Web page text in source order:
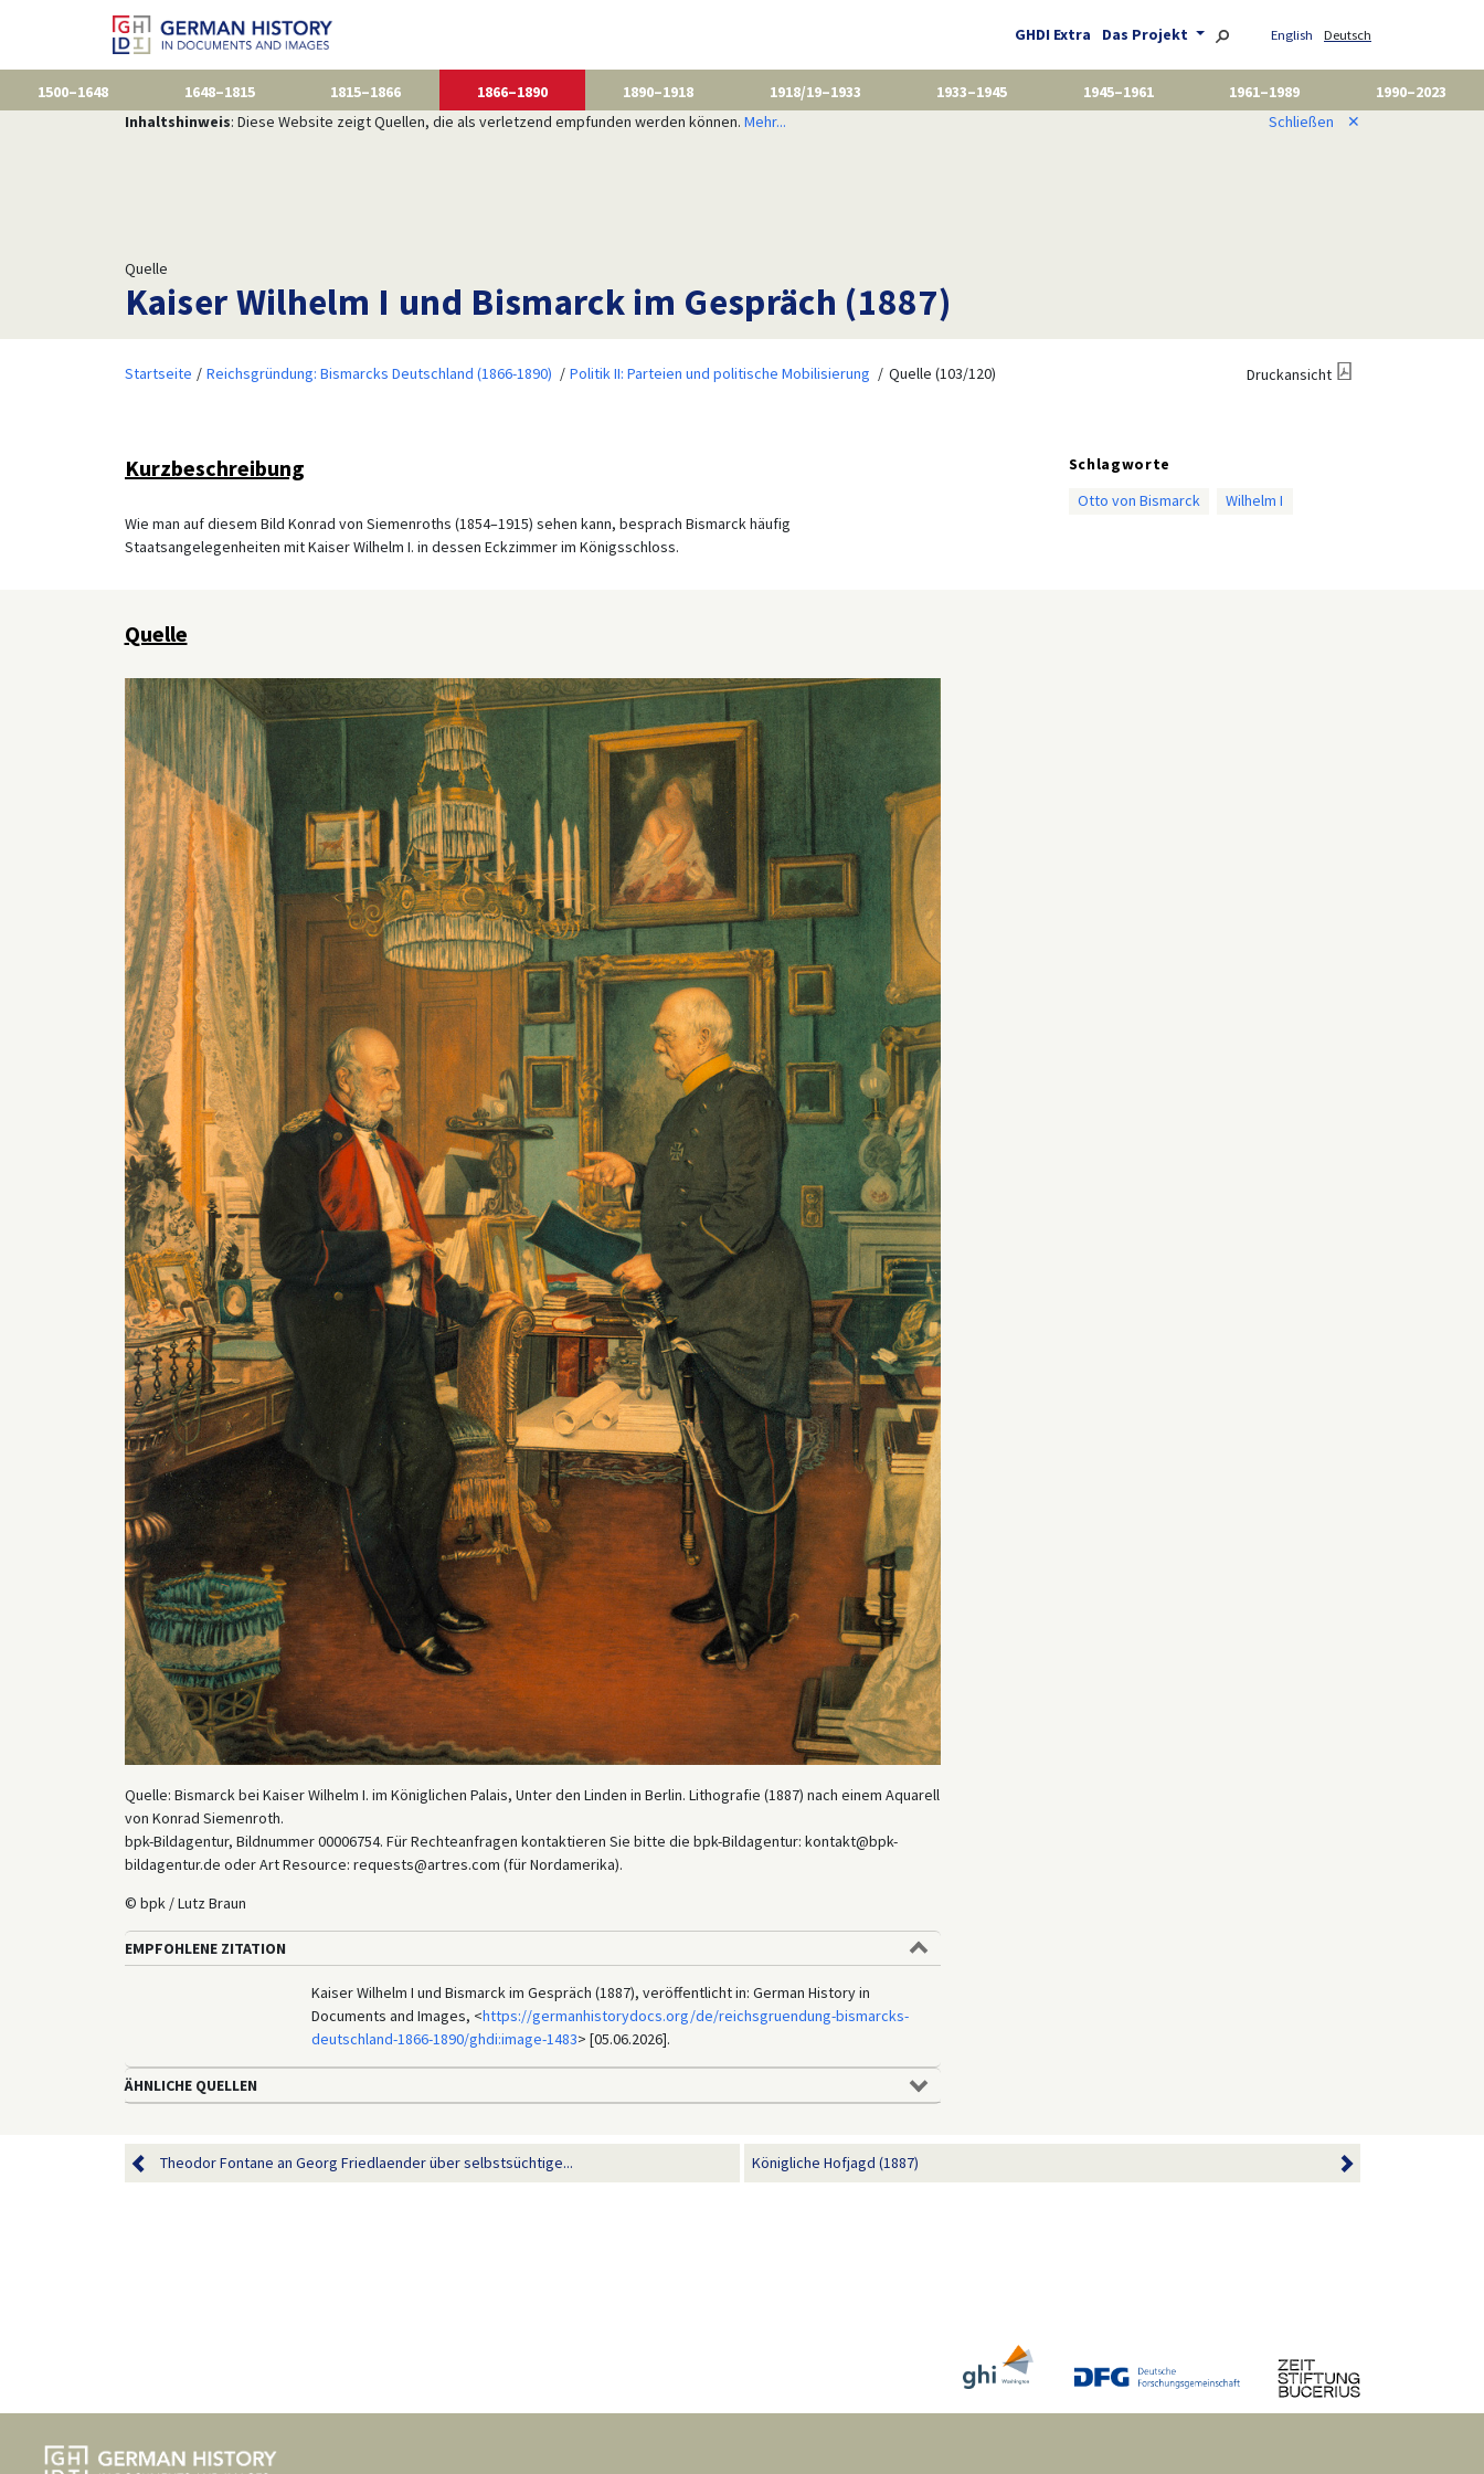
GHDI Extra Das Projekt English Deutsch
1500–1648 1648–1815 1815–1866 1866–1890 1890–1918 1918/19–1933 1933–1945 1945–1961 1961–1989
1990–2023
Inhaltshinweis: Diese Website zeigt Quellen, die als verletzend empfunden werden können. Mehr... Schließen ✕
Quelle
Kaiser Wilhelm I und Bismarck im Gespräch (1887)
Startseite Reichsgründung: Bismarcks Deutschland (1866-1890) Politik II: Parteien und politische Mobilisierung Quelle (103/120) Druckansicht
Kurzbeschreibung
Wie man auf diesem Bild Konrad von Siemenroths (1854–1915) sehen kann, besprach Bismarck häufig
Staatsangelegenheiten mit Kaiser Wilhelm I. in dessen Eckzimmer im Königsschloss.
Schlagworte
Otto von Bismarck
Wilhelm I
Quelle
Quelle: Bismarck bei Kaiser Wilhelm I. im Königlichen Palais, Unter den Linden in Berlin. Lithografie (1887) nach einem Aquarell
von Konrad Siemenroth.
bpk-Bildagentur, Bildnummer 00006754. Für Rechteanfragen kontaktieren Sie bitte die bpk-Bildagentur: kontakt@bpk-
bildagentur.de oder Art Resource: requests@artres.com (für Nordamerika).
© bpk / Lutz Braun
EMPFOHLENE ZITATION
Kaiser Wilhelm I und Bismarck im Gespräch (1887), veröffentlicht in: German History in
Documents and Images, <https://germanhistorydocs.org/de/reichsgruendung-bismarcks-
deutschland-1866-1890/ghdi:image-1483> [05.06.2026].
ÄHNLICHE QUELLEN
Theodor Fontane an Georg Friedlaender über selbstsüchtige... Königliche Hofjagd (1887)